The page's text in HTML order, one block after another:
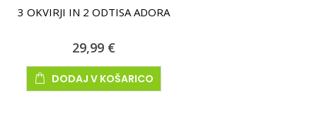
3 OKVIRJI IN 2 ODTISA ADORA
29,99 €
DODAJ V KOŠARICO